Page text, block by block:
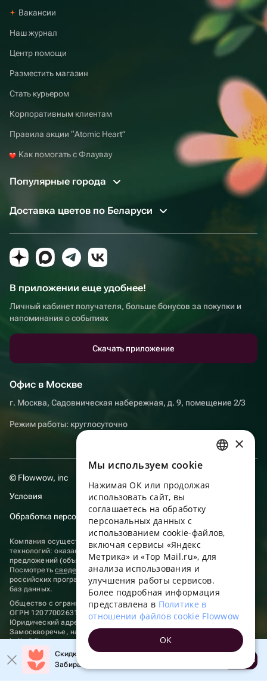
Вакансии
Наш журнал
Центр помощи
Разместить магазин
Стать курьером
Корпоративным клиентам
Правила акции “Atomic Heart”
Как помогать с Флаувау
Популярные города
Доставка цветов по Беларуси
В приложении еще удобнее!
Личный кабинет получателя, больше бонусов за покупки и
напоминания о событиях
Скачать приложение
Офис в Москве
г. Москва, Садовническая набережная, д. 9, помещение 2/3
Режим работы: круглосуточно
© Flowwow, inc
Условия
Обработка персональных данных
Компания осуществляет деятельность в области информационных
технологий: оказание услуг в сети “Интернет” по размещению
предложений (объявлений) продавцов о реализации товаров.
Посмотретьсведения о программах, включенных в реестр
российских программ для электронных вычислительных машин и
баз данных.
Общество с ограниченной ответственностью «ФЛАУВАУ»
ОГРН 1207700263198, ИНН 9702020445
Юридический адрес: г. Москва, вн.тер. г. Муниципальный округ
Замоскворечье, наб. Садовническая, д. 9, помещ. 2/3.
hello@flowwow.com
8 800 555-16-15
Применяютсярекомендательные технологии
Скидка до 10% на первый заказ!
Забирайте промокод в приложении!
Открыть
ENGLISH
UKRAINIAN
PORTUGUESE
FRENCH
TURKISH
POLISH
×
Мы используем сookie
Нажимая ОК или продолжая
использовать сайт, вы
соглашаетесь на обработку
персональных данных с
использованием cookie-файлов,
включая сервисы «Яндекс
Метрика» и «Top Mail.ru», для
анализа использования и
улучшения работы сервисов.
Более подробная информация
представлена в Политике в
отношении файлов cookie Flowwow
OK